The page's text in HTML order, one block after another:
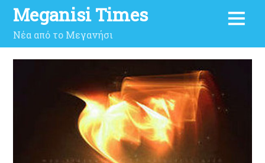
Meganisi Times
Νέα από το Μεγανήσι